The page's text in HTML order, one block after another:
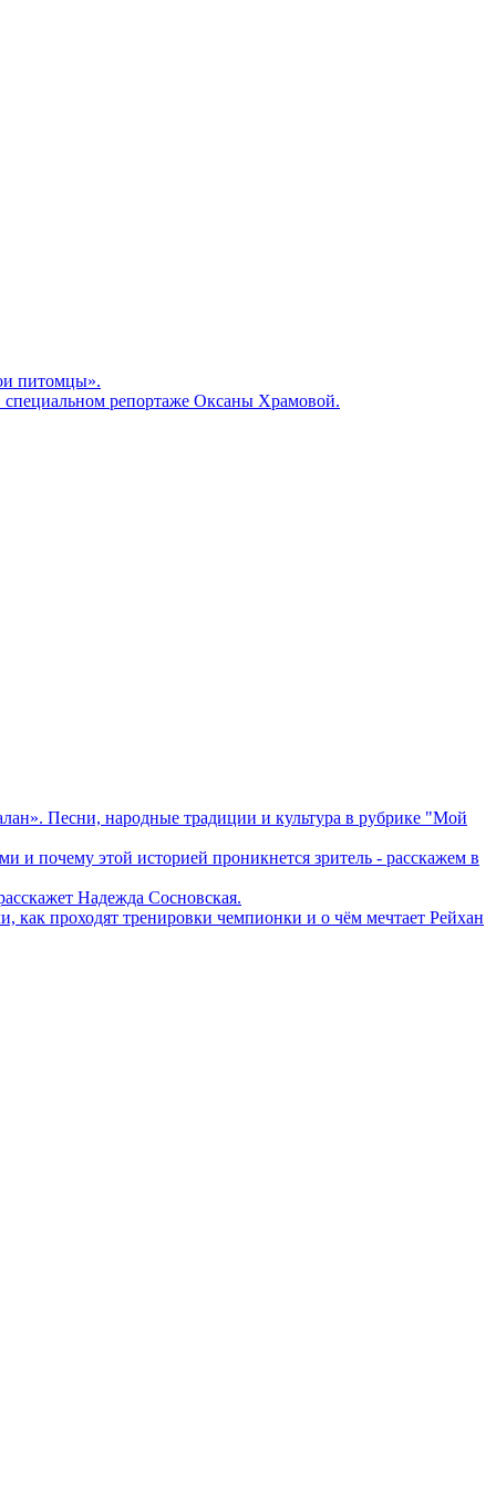
питомцы».
репортаже Оксаны Храмовой.
Песни, народные традиции и культура в рубрике "Мой
и почему этой историей проникнется зритель - расскажем в
Надежда Сосновская.
как проходят тренировки чемпионки и о чём мечтает Рейхан